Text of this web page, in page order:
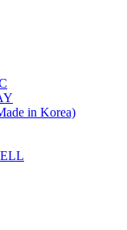
in Korea)